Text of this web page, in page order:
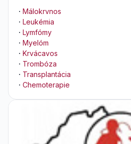
· Málokrvnos
· Leukémia
· Lymfómy
· Myelóm
· Krvácavos
· Trombóza
· Transplantácia
· Chemoterapie